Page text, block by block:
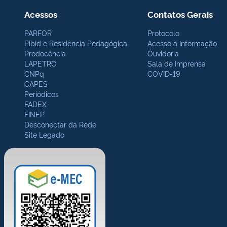
Acessos
PARFOR
Pibid e Residência Pedagógica
Prodocência
LAPETRO
CNPq
CAPES
Periódicos
FADEX
FINEP
Desconectar da Rede
Site Legado
Contatos Gerais
Protocolo
Acesso à Informação
Ouvidoria
Sala de Imprensa
COVID-19